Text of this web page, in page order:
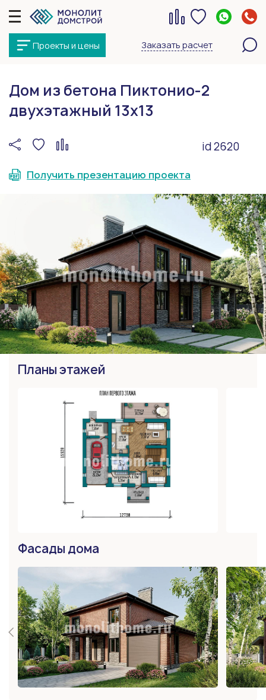
Проекты и цены Заказать расчет
Дом из бетона Пиктонио-2
двухэтажный 13х13
id 2620
Получить презентацию проекта
Планы этажей
Фасады дома